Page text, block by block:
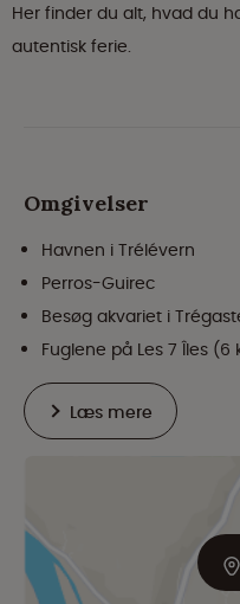
Her finder du alt, hvad du
autentisk ferie.
Omgivelser
Havnen i Trélévern
Perros-Guirec
Besøg akvariet i
Fuglene på Les 7 Îles (6
Læs mere